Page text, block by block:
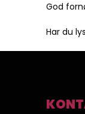
God
Har du